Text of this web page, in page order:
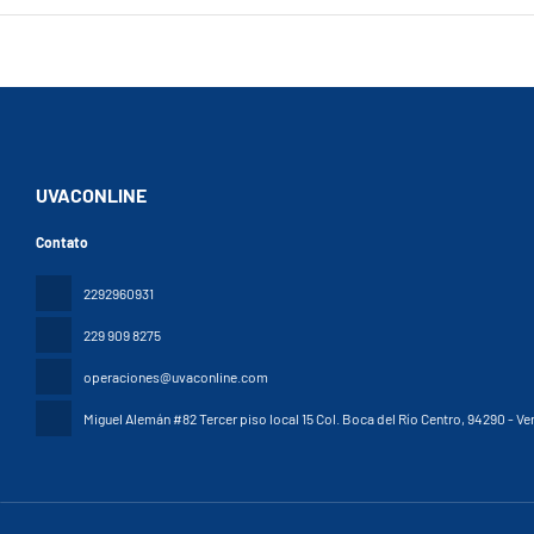
UVACONLINE
Contato
2292960931
229 909 8275
operaciones@uvaconline.com
Miguel Alemán #82 Tercer piso local 15 Col. Boca del Río Centro, 94290 -